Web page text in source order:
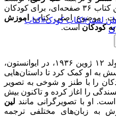
منتشر شده است. این کتاب ۳۶ صفحه‌ای، برای کودکان
اموزش
کودکان است.
، نویسنده امریکایی متولد ۱۲ ژوین ۱۹۳۶، در ایوانستون،
به او کمک کرد تا داستان‌هایی
را با طنز و شوخی به تصویر
لستر از سال ۱۹۷۹ نویسندگی را اغاز کرده و تاکنون بیش
او با تصویرگرانی مانند لین
به زبان‌های مختلفی ترجمه
لستر#کتاب کودک#کتاب